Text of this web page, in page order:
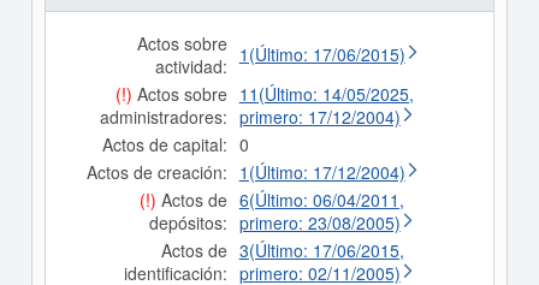
Actos sobre
actividad: 1(Último: 17/06/2015)
(!) Actos sobre
administradores:
11(Último: 14/05/2025,
primero: 17/12/2004)
Actos de capital: 0
Actos de creación: 1(Último: 17/12/2004)
(!) Actos de
depósitos:
6(Último: 06/04/2011,
primero: 23/08/2005)
Actos de
identificación:
3(Último: 17/06/2015,
primero: 02/11/2005)